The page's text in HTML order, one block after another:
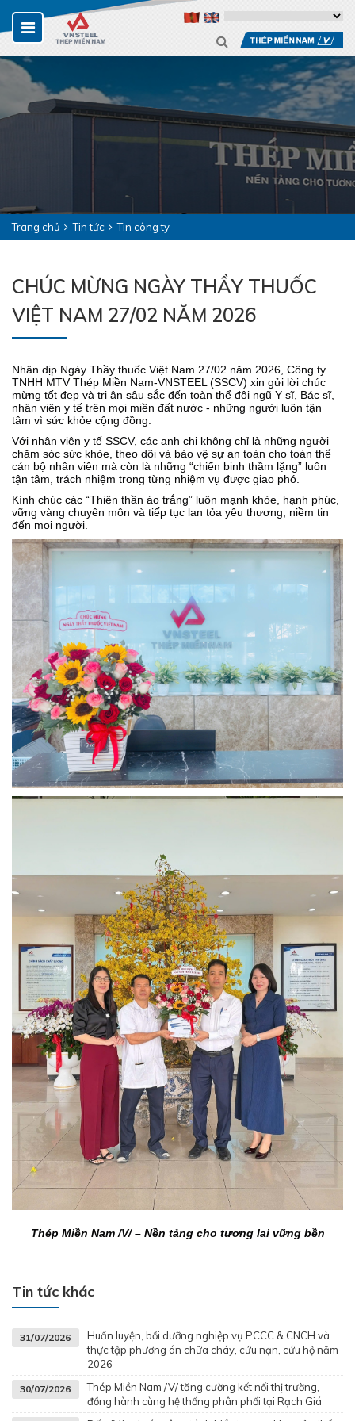
Trang chủ Tin tức Tin công ty
CHÚC MỪNG NGÀY THẦY THUỐC
VIỆT NAM 27/02 NĂM 2026
Nhân dịp Ngày Thầy thuốc Việt Nam 27/02 năm 2026, Công ty
TNHH MTV Thép Miền Nam-VNSTEEL (SSCV) xin gửi lời chúc
mừng tốt đẹp và tri ân sâu sắc đến toàn thể đội ngũ Y sĩ, Bác sĩ,
nhân viên y tế trên mọi miền đất nước - những người luôn tận
tâm vì sức khỏe cộng đồng.
Với nhân viên y tế SSCV, các anh chị không chỉ là những người
chăm sóc sức khỏe, theo dõi và bảo vệ sự an toàn cho toàn thể
cán bộ nhân viên mà còn là những “chiến binh thầm lặng” luôn
tận tâm, trách nhiệm trong từng nhiệm vụ được giao phó.
Kính chúc các “Thiên thần áo trắng” luôn mạnh khỏe, hạnh phúc,
vững vàng chuyên môn và tiếp tục lan tỏa yêu thương, niềm tin
đến mọi người.
Thép Miền Nam /V/ – Nền tảng cho tương lai vững bền
Tin tức khác
31/07/2026
Huấn luyện, bồi dưỡng nghiệp vụ PCCC & CNCH và
thực tập phương án chữa cháy, cứu nạn, cứu hộ năm
2026
30/07/2026
Thép Miền Nam /V/ tăng cường kết nối thị trường,
đồng hành cùng hệ thống phân phối tại Rạch Giá